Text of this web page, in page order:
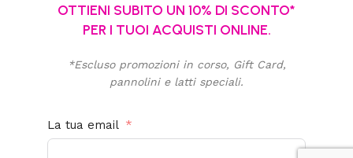
OTTIENI SUBITO UN 10% DI SCONTO*
PER I TUOI ACQUISTI ONLINE.
*Escluso promozioni in corso, Gift Card,
pannolini e latti speciali.
La tua email